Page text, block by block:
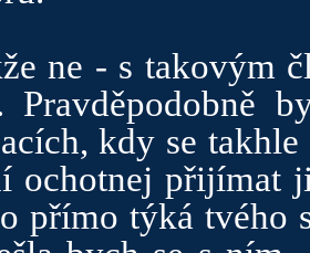
ne - s takovým
Pravděpodobně
kdy se
ochotnej přijímat
přímo týká tvého